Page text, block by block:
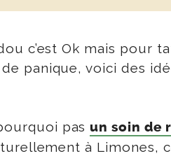
c’est Ok mais pour
panique, voici des
pas un soin de
à Limones,